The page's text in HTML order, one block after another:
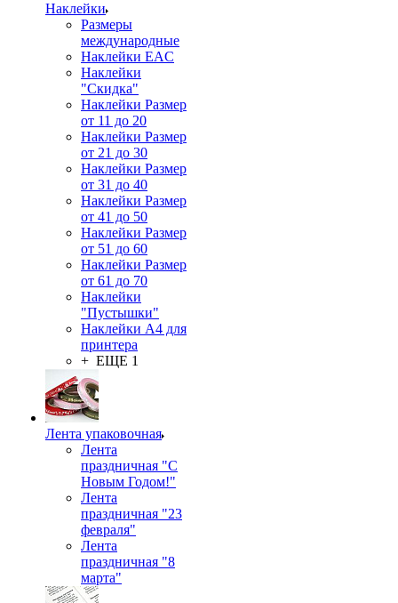
Наклейки
Размеры
международные
Наклейки EAC
Наклейки
"Скидка"
Наклейки Размер
от 11 до 20
Наклейки Размер
от 21 до 30
Наклейки Размер
от 31 до 40
Наклейки Размер
от 41 до 50
Наклейки Размер
от 51 до 60
Наклейки Размер
от 61 до 70
Наклейки
"Пустышки"
Наклейки А4 для
принтера
+ ЕЩЕ 1
Лента упаковочная
Лента
праздничная "С
Новым Годом!"
Лента
праздничная "23
февраля"
Лента
праздничная "8
марта"